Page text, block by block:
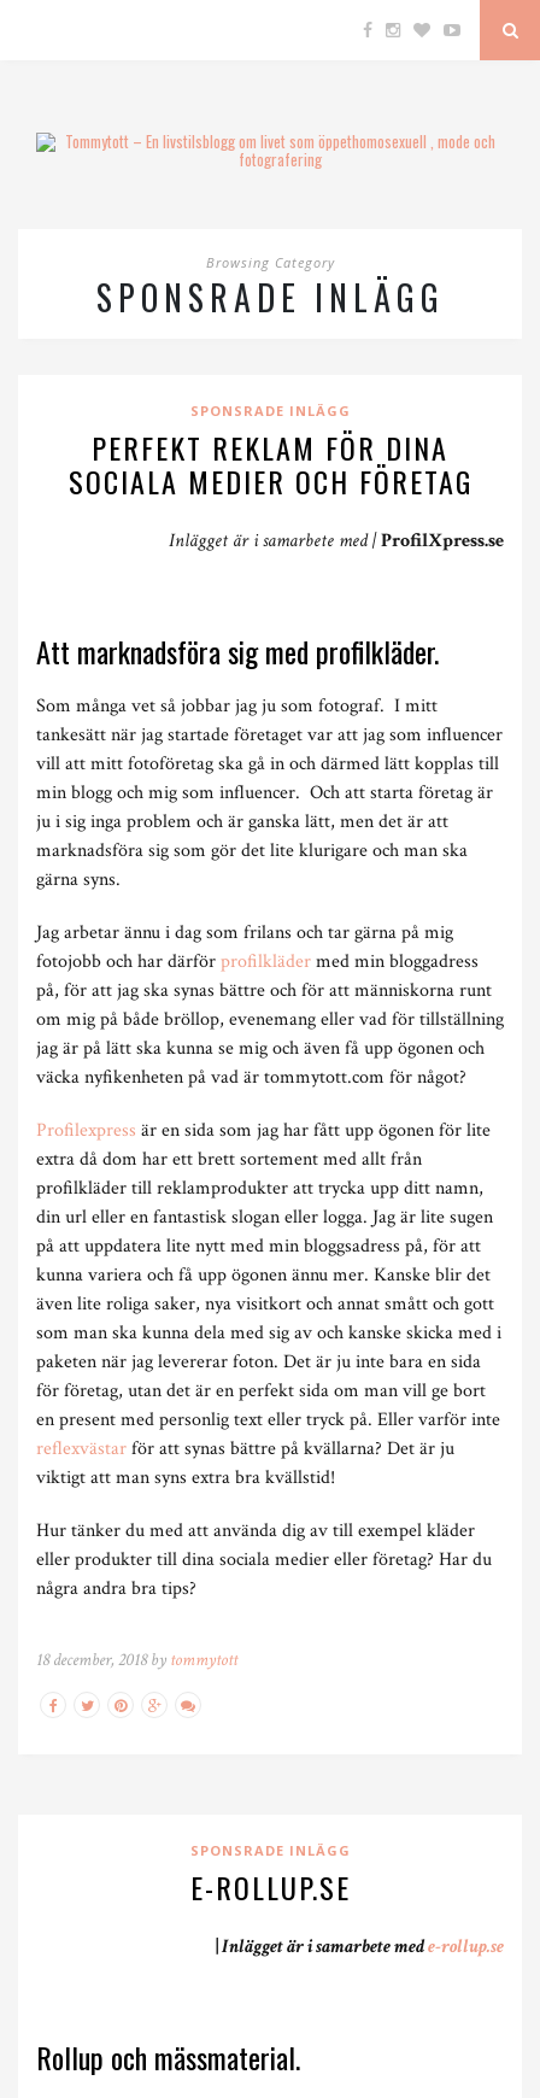
Browsing Category
SPONSRADE INLÄGG
SPONSRADE INLÄGG
PERFEKT REKLAM FÖR DINA
SOCIALA MEDIER OCH FÖRETAG
Inlägget är i samarbete med |ProfilXpress.se
Att marknadsföra sig med profilkläder.
Som många vet så jobbar jag ju som fotograf. I mitt
tankesätt när jag startade företaget var att jag som influencer
vill att mitt fotoföretag ska gå in och därmed lätt kopplas till
min blogg och mig som influencer. Och att starta företag är
ju i sig inga problem och är ganska lätt, men det är att
marknadsföra sig som gör det lite klurigare och man ska
gärna syns.
Jag arbetar ännu i dag som frilans och tar gärna på mig
fotojobb och har därförprofilklädermed min bloggadress
på, för att jag ska synas bättre och för att människorna runt
om mig på både bröllop, evenemang eller vad för tillställning
jag är på lätt ska kunna se mig och även få upp ögonen och
väcka nyfikenheten på vad är tommytott.com för något?
Profilexpress är en sida som jag har fått upp ögonen för lite
extra då dom har ett brett sortement med allt från
profilkläder till reklamprodukter att trycka upp ditt namn,
din url eller en fantastisk slogan eller logga. Jag är lite sugen
på att uppdatera lite nytt med min bloggsadress på, för att
kunna variera och få upp ögonen ännu mer. Kanske blir det
även lite roliga saker, nya visitkort och annat smått och gott
som man ska kunna dela med sig av och kanske skicka med i
paketen när jag levererar foton. Det är ju inte bara en sida
för företag, utan det är en perfekt sida om man vill ge bort
en present med personlig text eller tryck på. Eller varför inte
reflexvästarför att synas bättre på kvällarna? Det är ju
viktigt att man syns extra bra kvällstid!
Hur tänker du med att använda dig av till exempel kläder
eller produkter till dina sociala medier eller företag? Har du
några andra bra tips?
18 december, 2018 by tommytott
SPONSRADE INLÄGG
E-ROLLUP.SE
Inlägget är i samarbete mede-rollup.se
Rollup och mässmaterial.